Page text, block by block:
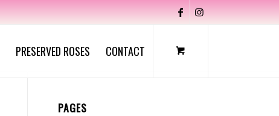
PRESERVED ROSES CONTACT
PAGES